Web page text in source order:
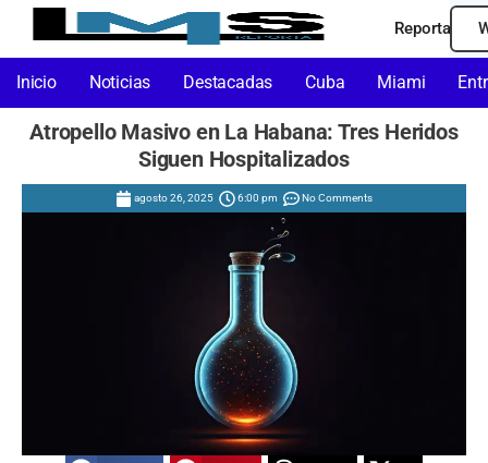
Reporta
Inicio Noticias Destacadas Cuba Miami
Atropello Masivo en La Habana: Tres Heridos
Siguen Hospitalizados
agosto 26, 2025 6:00 pm No Comments